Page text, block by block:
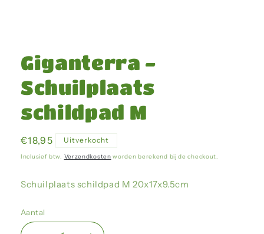
in
modaal
Giganterra -
Schuilplaats
schildpad M
Normale
prijs
€18,95 Uitverkocht
Inclusief btw. Verzendkosten worden berekend bij de checkout.
Schuilplaats schildpad M 20x17x9.5cm
Aantal